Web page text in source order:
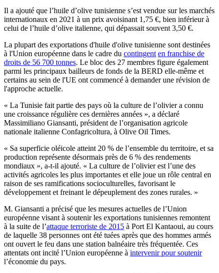
Il a ajouté que l’huile d’olive tunisienne s’est vendue sur les marchés
internationaux en 2021 à un prix avoisinant 1,75 €, bien inférieur à
celui de l’huile d’olive italienne, qui dépassait souvent 3,50 €.
La plupart des exportations d'huile d'olive tunisienne sont destinées
à l'Union européenne dans le cadre du contingent en franchise de
droits de 56 700 tonnes. Le bloc des 27 membres figure également
parmi les principaux bailleurs de fonds de la BERD elle-même et
certains au sein de l'UE ont commencé à demander une révision de
l'approche actuelle.
« La Tunisie fait partie des pays où la culture de l’olivier a connu
une croissance régulière ces dernières années », a déclaré
Massimiliano Giansanti, président de l’organisation agricole
nationale italienne Confagricoltura, à Olive Oil Times.
« Sa superficie oléicole atteint 20 % de l’ensemble du territoire, et sa
production représente désormais près de 6 % des rendements
mondiaux », a-t-il ajouté. « La culture de l’olivier est l’une des
activités agricoles les plus importantes et elle joue un rôle central en
raison de ses ramifications socioculturelles, favorisant le
développement et freinant le dépeuplement des zones rurales. »
M. Giansanti a précisé que les mesures actuelles de l’Union
européenne visant à soutenir les exportations tunisiennes remontent
à la suite de l’attaque terroriste de 2015 à Port El Kantaoui, au cours
de laquelle 38 personnes ont été tuées après que des hommes armés
ont ouvert le feu dans une station balnéaire très fréquentée. Ces
attentats ont incité l’Union européenne à intervenir pour soutenir
l’économie du pays.